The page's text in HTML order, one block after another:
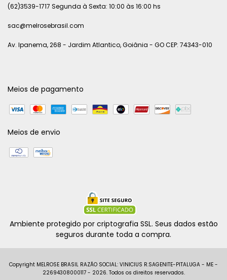
(62)3539-1717 Segunda à Sexta: 10:00 às 16:00 hs
sac@melrosebrasil.com
Av. Ipanema, 268 - Jardim Atlantico, Goiânia - GO CEP: 74343-010
Meios de pagamento
Meios de envio
Ambiente protegido por criptografia SSL. Seus dados estão
seguros durante toda a compra.
Copyright MELROSE BRASIL RAZÃO SOCIAL: VINICIUS R.SAGENITE-PITALUGA - ME -
22694308000117 - 2026. Todos os direitos reservados.